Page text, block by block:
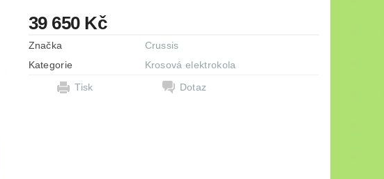
39 650 Kč
Značka
Crussis
Kategorie
Krosová elektrokola
Tisk
Dotaz